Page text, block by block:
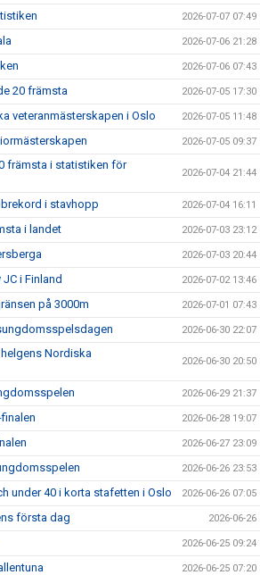
2026-07-07 07:49
2026-07-06 21:28
2026-07-06 07:43
20 främsta 2026-07-05 17:30
veteranmästerskapen i Oslo 2026-07-05 11:48
2026-07-05 09:37
främsta i statistiken för
2026-07-04 21:44
i stavhopp 2026-07-04 16:11
i landet 2026-07-03 23:12
2026-07-03 20:44
i Finland 2026-07-02 13:46
på 3000m 2026-07-01 07:43
2026-06-30 22:07
Nordiska
2026-06-30 20:50
2026-06-29 21:37
2026-06-28 19:07
2026-06-27 23:09
2026-06-26 23:53
under 40 i korta stafetten i Oslo 2026-06-26 07:05
första dag 2026-06-26
2026-06-25 09:24
2026-06-25 07:20